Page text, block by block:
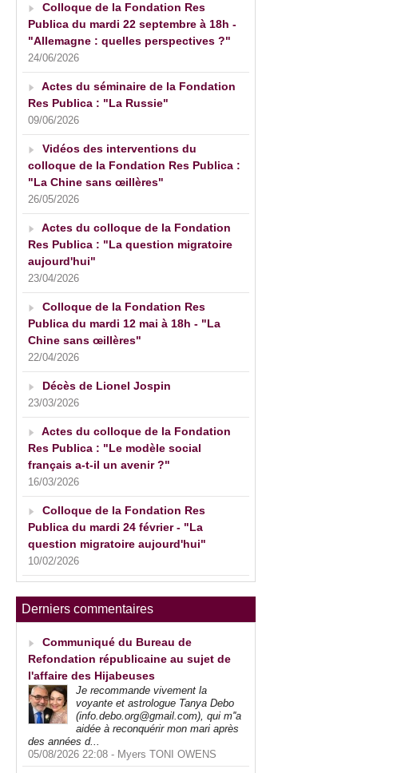
Colloque de la Fondation Res
Publica du mardi 22 septembre à 18h -
"Allemagne : quelles perspectives ?"
24/06/2026
Actes du séminaire de la Fondation
Res Publica : "La Russie"
09/06/2026
Vidéos des interventions du
colloque de la Fondation Res Publica :
"La Chine sans œillères"
26/05/2026
Actes du colloque de la Fondation
Res Publica : "La question migratoire
aujourd'hui"
23/04/2026
Colloque de la Fondation Res
Publica du mardi 12 mai à 18h - "La
Chine sans œillères"
22/04/2026
Décès de Lionel Jospin
23/03/2026
Actes du colloque de la Fondation
Res Publica : "Le modèle social
français a-t-il un avenir ?"
16/03/2026
Colloque de la Fondation Res
Publica du mardi 24 février - "La
question migratoire aujourd'hui"
10/02/2026
Derniers commentaires
Communiqué du Bureau de
Refondation républicaine au sujet de
l'affaire des Hijabeuses
Je recommande vivement la
voyante et astrologue Tanya Debo
(info.debo.org@gmail.com), qui m''a
aidée à reconquérir mon mari après
des années d...
05/08/2026 22:08 - Myers TONI OWENS